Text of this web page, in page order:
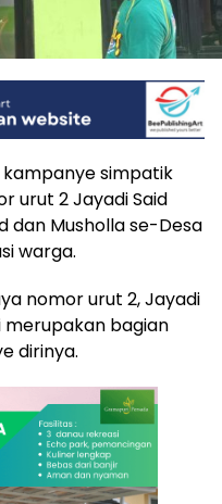
kampanye simpatik
urut 2 Jayadi Said
dan Musholla se-Desa
warga.
nomor urut 2, Jayadi
bagian
dirinya.